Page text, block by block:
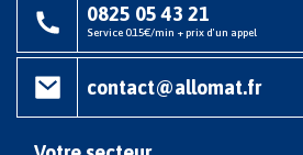
0825 05 43 21
Service 0.15€/min + prix d'un appel
contact@allomat.fr